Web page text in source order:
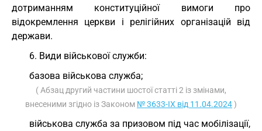
дотриманням конституційної вимоги про
відокремлення церкви і релігійних організацій від
держави.
6. Види військової служби:
базова військова служба;
( Абзац другий частини шостої статті 2 із змінами,
внесеними згідно із Законом № 3633-IX від 11.04.2024)
військова служба за призовом під час мобілізації,